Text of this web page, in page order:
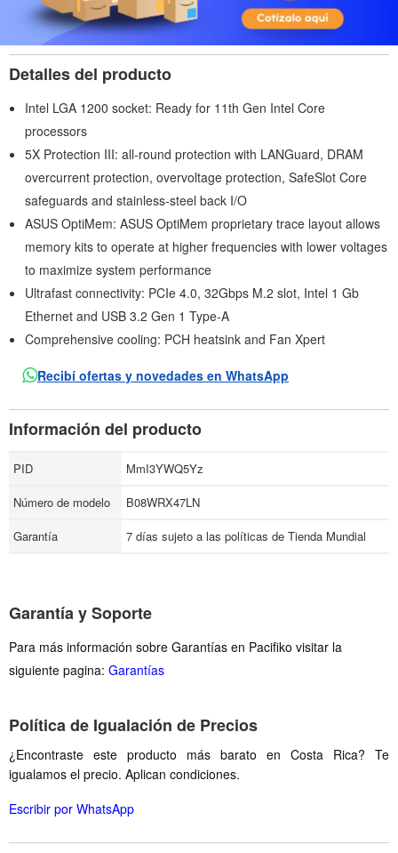
Detalles del producto
Intel LGA 1200 socket: Ready for 11th Gen Intel Core
processors
5X Protection III: all-round protection with LANGuard, DRAM
overcurrent protection, overvoltage protection, SafeSlot Core
safeguards and stainless-steel back I/O
ASUS OptiMem: ASUS OptiMem proprietary trace layout allows
memory kits to operate at higher frequencies with lower voltages
to maximize system performance
Ultrafast connectivity: PCIe 4.0, 32Gbps M.2 slot, Intel 1 Gb
Ethernet and USB 3.2 Gen 1 Type-A
Comprehensive cooling: PCH heatsink and Fan Xpert
Recibí ofertas y novedades en WhatsApp
Información del producto
PID
MmI3YWQ5Yz
Número de modelo
B08WRX47LN
Garantía
7 días sujeto a las políticas de Tienda Mundial
Garantía y Soporte
Para más información sobre Garantías en Pacifiko visitar la
siguiente pagina: Garantías
Política de Igualación de Precios
¿Encontraste este producto más barato en Costa Rica? Te
igualamos el precio. Aplican condiciones.
Escribir por WhatsApp